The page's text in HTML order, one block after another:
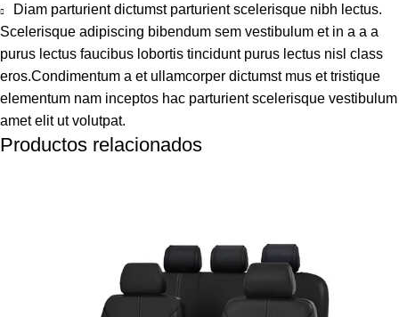
Diam parturient dictumst parturient scelerisque nibh lectus.
Scelerisque adipiscing bibendum sem vestibulum et in a a a
purus lectus faucibus lobortis tincidunt purus lectus nisl class
eros.Condimentum a et ullamcorper dictumst mus et tristique
elementum nam inceptos hac parturient scelerisque vestibulum
amet elit ut volutpat.
Productos relacionados